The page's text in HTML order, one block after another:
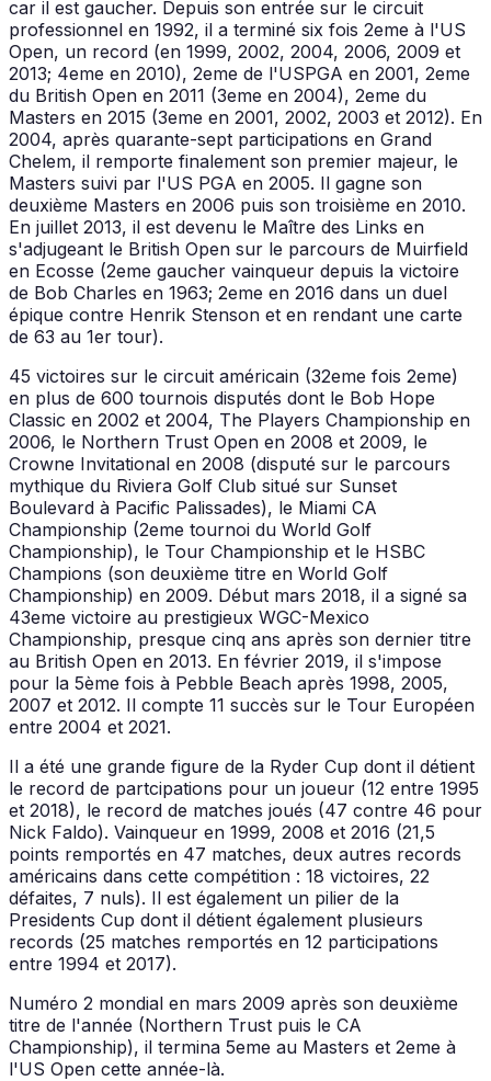
car il est gaucher. Depuis son entrée sur le circuit
professionnel en 1992, il a terminé six fois 2eme à l'US
Open, un record (en 1999, 2002, 2004, 2006, 2009 et
2013; 4eme en 2010), 2eme de l'USPGA en 2001, 2eme
du British Open en 2011 (3eme en 2004), 2eme du
Masters en 2015 (3eme en 2001, 2002, 2003 et 2012). En
2004, après quarante-sept participations en Grand
Chelem, il remporte finalement son premier majeur, le
Masters suivi par l'US PGA en 2005. Il gagne son
deuxième Masters en 2006 puis son troisième en 2010.
En juillet 2013, il est devenu le Maître des Links en
s'adjugeant le British Open sur le parcours de Muirfield
en Ecosse (2eme gaucher vainqueur depuis la victoire
de Bob Charles en 1963; 2eme en 2016 dans un duel
épique contre Henrik Stenson et en rendant une carte
de 63 au 1er tour).
45 victoires sur le circuit américain (32eme fois 2eme)
en plus de 600 tournois disputés dont le Bob Hope
Classic en 2002 et 2004, The Players Championship en
2006, le Northern Trust Open en 2008 et 2009, le
Crowne Invitational en 2008 (disputé sur le parcours
mythique du Riviera Golf Club situé sur Sunset
Boulevard à Pacific Palissades), le Miami CA
Championship (2eme tournoi du World Golf
Championship), le Tour Championship et le HSBC
Champions (son deuxième titre en World Golf
Championship) en 2009. Début mars 2018, il a signé sa
43eme victoire au prestigieux WGC-Mexico
Championship, presque cinq ans après son dernier titre
au British Open en 2013. En février 2019, il s'impose
pour la 5ème fois à Pebble Beach après 1998, 2005,
2007 et 2012. Il compte 11 succès sur le Tour Européen
entre 2004 et 2021.
Il a été une grande figure de la Ryder Cup dont il détient
le record de partcipations pour un joueur (12 entre 1995
et 2018), le record de matches joués (47 contre 46 pour
Nick Faldo). Vainqueur en 1999, 2008 et 2016 (21,5
points remportés en 47 matches, deux autres records
américains dans cette compétition : 18 victoires, 22
défaites, 7 nuls). Il est également un pilier de la
Presidents Cup dont il détient également plusieurs
records (25 matches remportés en 12 participations
entre 1994 et 2017).
Numéro 2 mondial en mars 2009 après son deuxième
titre de l'année (Northern Trust puis le CA
Championship), il termina 5eme au Masters et 2eme à
l'US Open cette année-là.